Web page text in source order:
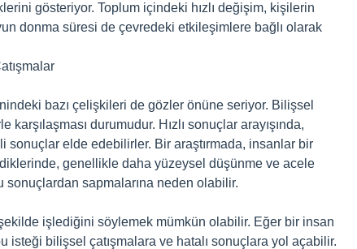
gösteriyor. Toplum içindeki hızlı değişim, kişilerin
donma süresi de çevredeki etkileşimlere bağlı olarak
bazı çelişkileri de gözler önüne seriyor. Bilişsel
durumudur. Hızlı sonuçlar arayışında,
sonuçlar elde edebilirler. Bir araştırmada, insanlar bir
genellikle daha yüzeysel düşünme ve acele
sapmalarına neden olabilir.
işlediğini söylemek mümkün olabilir. Eğer bir insan
isteği bilişsel çatışmalara ve hatalı sonuçlara yol açabilir.